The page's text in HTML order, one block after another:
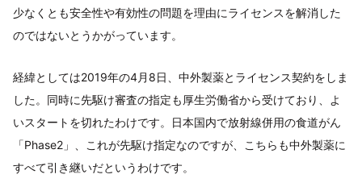
少なくとも安全性や有効性の問題を理由にライセンスを解消した
のではないとうかがっています。
経緯としては2019年の4月8日、中外製薬とライセンス契約をしま
した。同時に先駆け審査の指定も厚生労働省から受けており、よ
いスタートを切れたわけです。日本国内で放射線併用の食道がん
「Phase2」、これが先駆け指定なのですが、こちらも中外製薬に
すべて引き継いだというわけです。